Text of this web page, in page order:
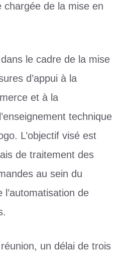
chargée de la mise en
dans le cadre de la mise
d’appui à la
et à la
technique
L’objectif visé est
de traitement des
au sein du
l’automatisation de
un délai de trois